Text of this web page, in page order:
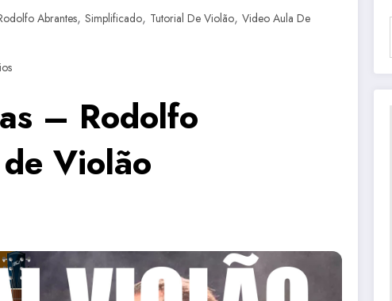
Abrantes, Simplificado, Tutorial De Violão, Video Aula De
– Rodolfo
Violão